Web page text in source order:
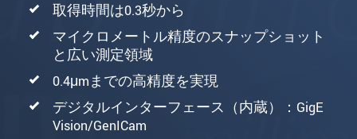
取得時間は0.3秒から
マイクロメートル精度のスナップショット
と広い測定領域
0.4μmまでの高精度を実現
デジタルインターフェース（内蔵）：GigE
Vision/GenICam